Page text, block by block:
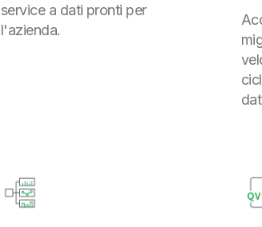
service a dati pronti per
l'azienda.